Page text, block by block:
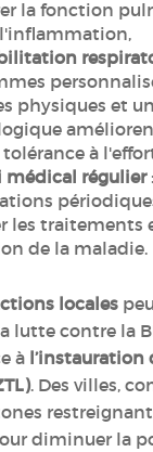
la fonction
physiques et
à
médical régulier
les traitements
de la maladie.
locales
lutte contre la
à l’instauration
. Des villes,
diminuer la